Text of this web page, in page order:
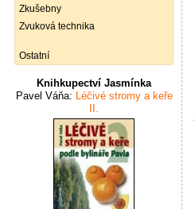
Zkušebny
Zvuková technika
Ostatní
Knihkupectví Jasmínka
Pavel Váňa: Léčivé stromy a keře
II.